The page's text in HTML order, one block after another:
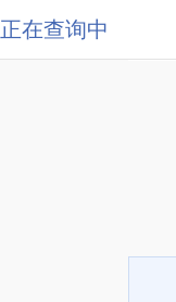
正在查询中